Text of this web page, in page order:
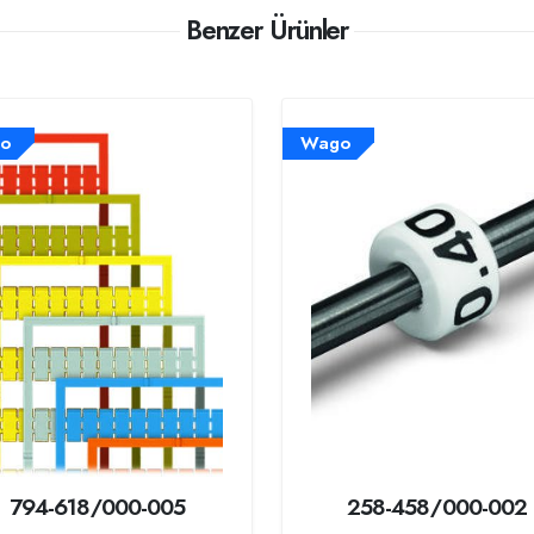
Benzer Ürünler
794-618/000-005
Wago
258-458/000-002